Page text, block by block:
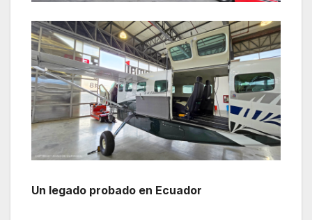
Un legado probado en Ecuador